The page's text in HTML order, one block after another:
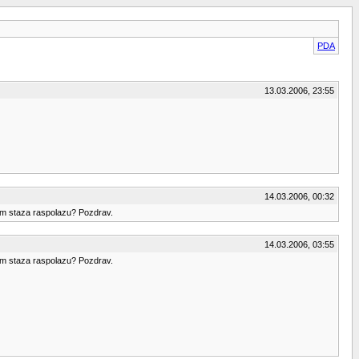
PDA
13.03.2006, 23:55
14.03.2006, 00:32
staza raspolazu? Pozdrav.
14.03.2006, 03:55
staza raspolazu? Pozdrav.